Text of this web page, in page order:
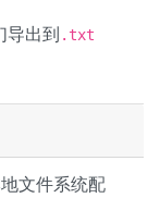
文件系统配
导出到 .txt